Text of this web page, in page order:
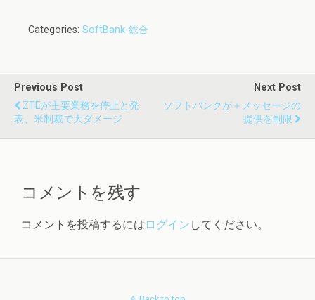
Categories: SoftBank-総合
Previous Post
ZTEが主要業務を停止と発
表、米制裁で大ダメージ
Next Post
ソフトバンクが＋メッセージの
提供を制限
コメントを残す
コメントを投稿するには ログイン してください。